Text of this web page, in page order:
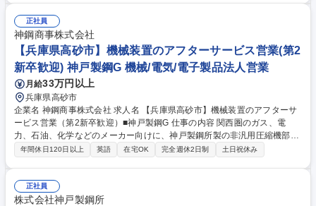
所等に納入。耐用年数も長く、高信頼性を求められお客様のご依頼の仕様
に基づいてオーダメードで設計していく大型の機械製品を取り扱っていま
す。【特徴】お取引先様より機械の性能面で高い評価。また安定稼働への
信頼性、当社ならではのアフターサービスクオリティでも競合優位性を発
揮 募集職種 【高砂】電気・電子・制御設計（オープンポジション）
正社員
神鋼商事株式会社
【兵庫県高砂市】機械装置のアフターサービス営業(第2
新卒歓迎) 神戸製鋼G 機械/電気/電子製品法人営業
月給33万円以上
兵庫県高砂市
企業名 神鋼商事株式会社 求人名 【兵庫県高砂市】機械装置のアフターサ
ービス営業（第2新卒歓迎）■神戸製鋼G 仕事の内容 関西圏のガス、電
力、石油、化学などのメーカー向けに、神戸製鋼所製の非汎用圧縮機部品
の販売、及びアフターサービスを主に担当頂きます。業務拡大に伴う人員
組みと共に提供しています。アフターサービスを主にご担当頂くため、関
西圏の出張が多くございます。 ◎業界専門知識はOJTでフォローしていく
年間休日120日以上 英語 在宅OK 完全週休2日制 土日祝休み
正社員
株式会社神戸製鋼所